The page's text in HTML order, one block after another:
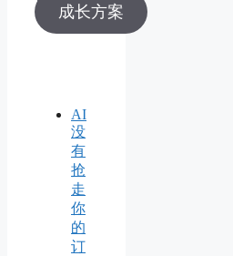
成长方案
AI
没
有
抢
走
你
的
订